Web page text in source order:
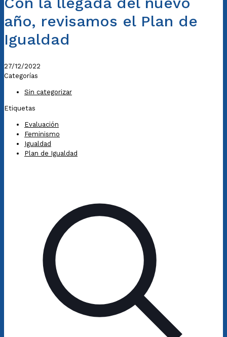
año, revisamos el Plan de
Igualdad
27/12/2022
Categorías
Sin categorizar
Etiquetas
Evaluación
Feminismo
Igualdad
Plan de Igualdad